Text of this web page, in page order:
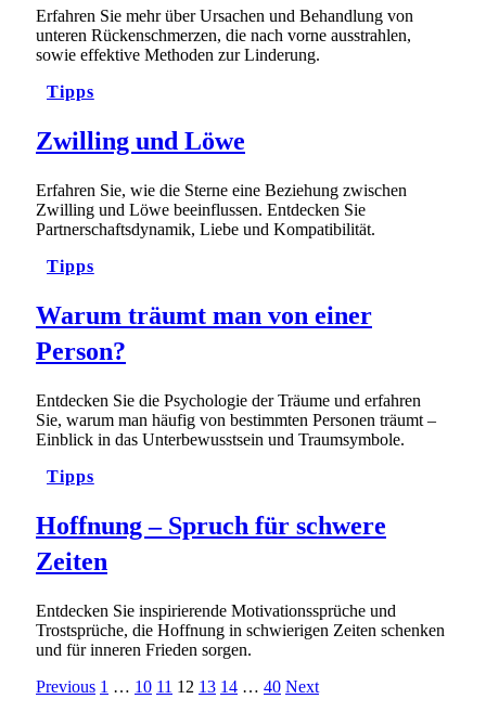
Erfahren Sie mehr über Ursachen und Behandlung von
unteren Rückenschmerzen, die nach vorne ausstrahlen,
sowie effektive Methoden zur Linderung.
Tipps
Zwilling und Löwe
Erfahren Sie, wie die Sterne eine Beziehung zwischen
Zwilling und Löwe beeinflussen. Entdecken Sie
Partnerschaftsdynamik, Liebe und Kompatibilität.
Tipps
Warum träumt man von einer
Person?
Entdecken Sie die Psychologie der Träume und erfahren
Sie, warum man häufig von bestimmten Personen träumt –
Einblick in das Unterbewusstsein und Traumsymbole.
Tipps
Hoffnung – Spruch für schwere
Zeiten
Entdecken Sie inspirierende Motivationssprüche und
Trostsprüche, die Hoffnung in schwierigen Zeiten schenken
und für inneren Frieden sorgen.
Previous 1 … 10 11 12 13 14 … 40 Next